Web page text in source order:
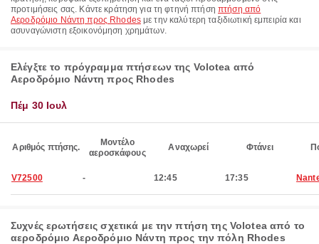
προτιμήσεις σας. Κάντε κράτηση για τη φτηνή πτήσηπτήση από
Αεροδρόμιο Νάντη προς Rhodesμε την καλύτερη ταξιδιωτική εμπειρία και
ασυναγώνιστη εξοικονόμηση χρημάτων.
Ελέγξτε το πρόγραμμα πτήσεων της Volotea από
Αεροδρόμιο Νάντη προς Rhodes
Πέμ 30 Ιουλ
Αριθμός πτήσης.
Μοντέλο
αεροσκάφους
Αναχωρεί Φτάνει
V72500 - 12:45 17:35
Συχνές ερωτήσεις σχετικά με την πτήση της Volotea από το
αεροδρόμιο Αεροδρόμιο Νάντη προς την πόλη Rhodes